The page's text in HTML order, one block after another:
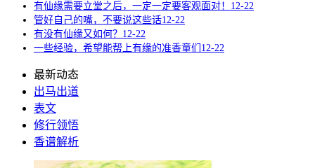
有仙缘需要立堂之后，一定一定要客观面对！ 12-22
管好自己的嘴，不要说这些话12-22
有没有仙缘又如何？ 12-22
一些经验，希望能帮上有缘的准香童们 12-22
最新动态
出马出道
表文
修行领悟
香谱解析